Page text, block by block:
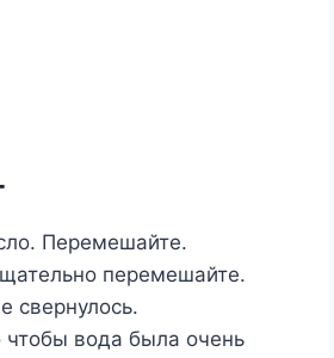
Перемешайте.
перемешайте.
свернулось.
чтобы вода была очень